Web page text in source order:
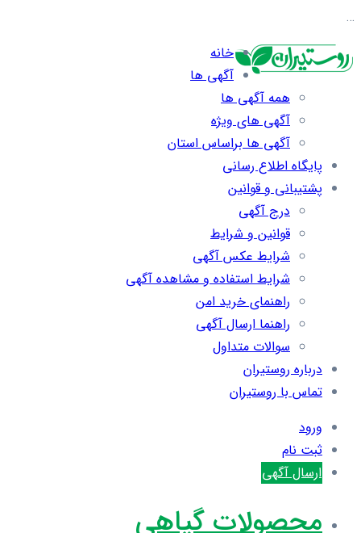
…
خانه
آگهی ها
همه آگهی ها
آگهی های ویژه
آگهی ها براساس استان
پایگاه اطلاع رسانی
پشتیبانی و قوانین
درج آگهی
قوانین و شرایط
شرایط عکس آگهی
شرایط استفاده و مشاهده آگهی
راهنمای خرید امن
راهنما ارسال آگهی
سوالات متداول
درباره روستیران
تماس با روستیران
ورود
ثبت نام
ارسال آگهی
محصولات گیاهی